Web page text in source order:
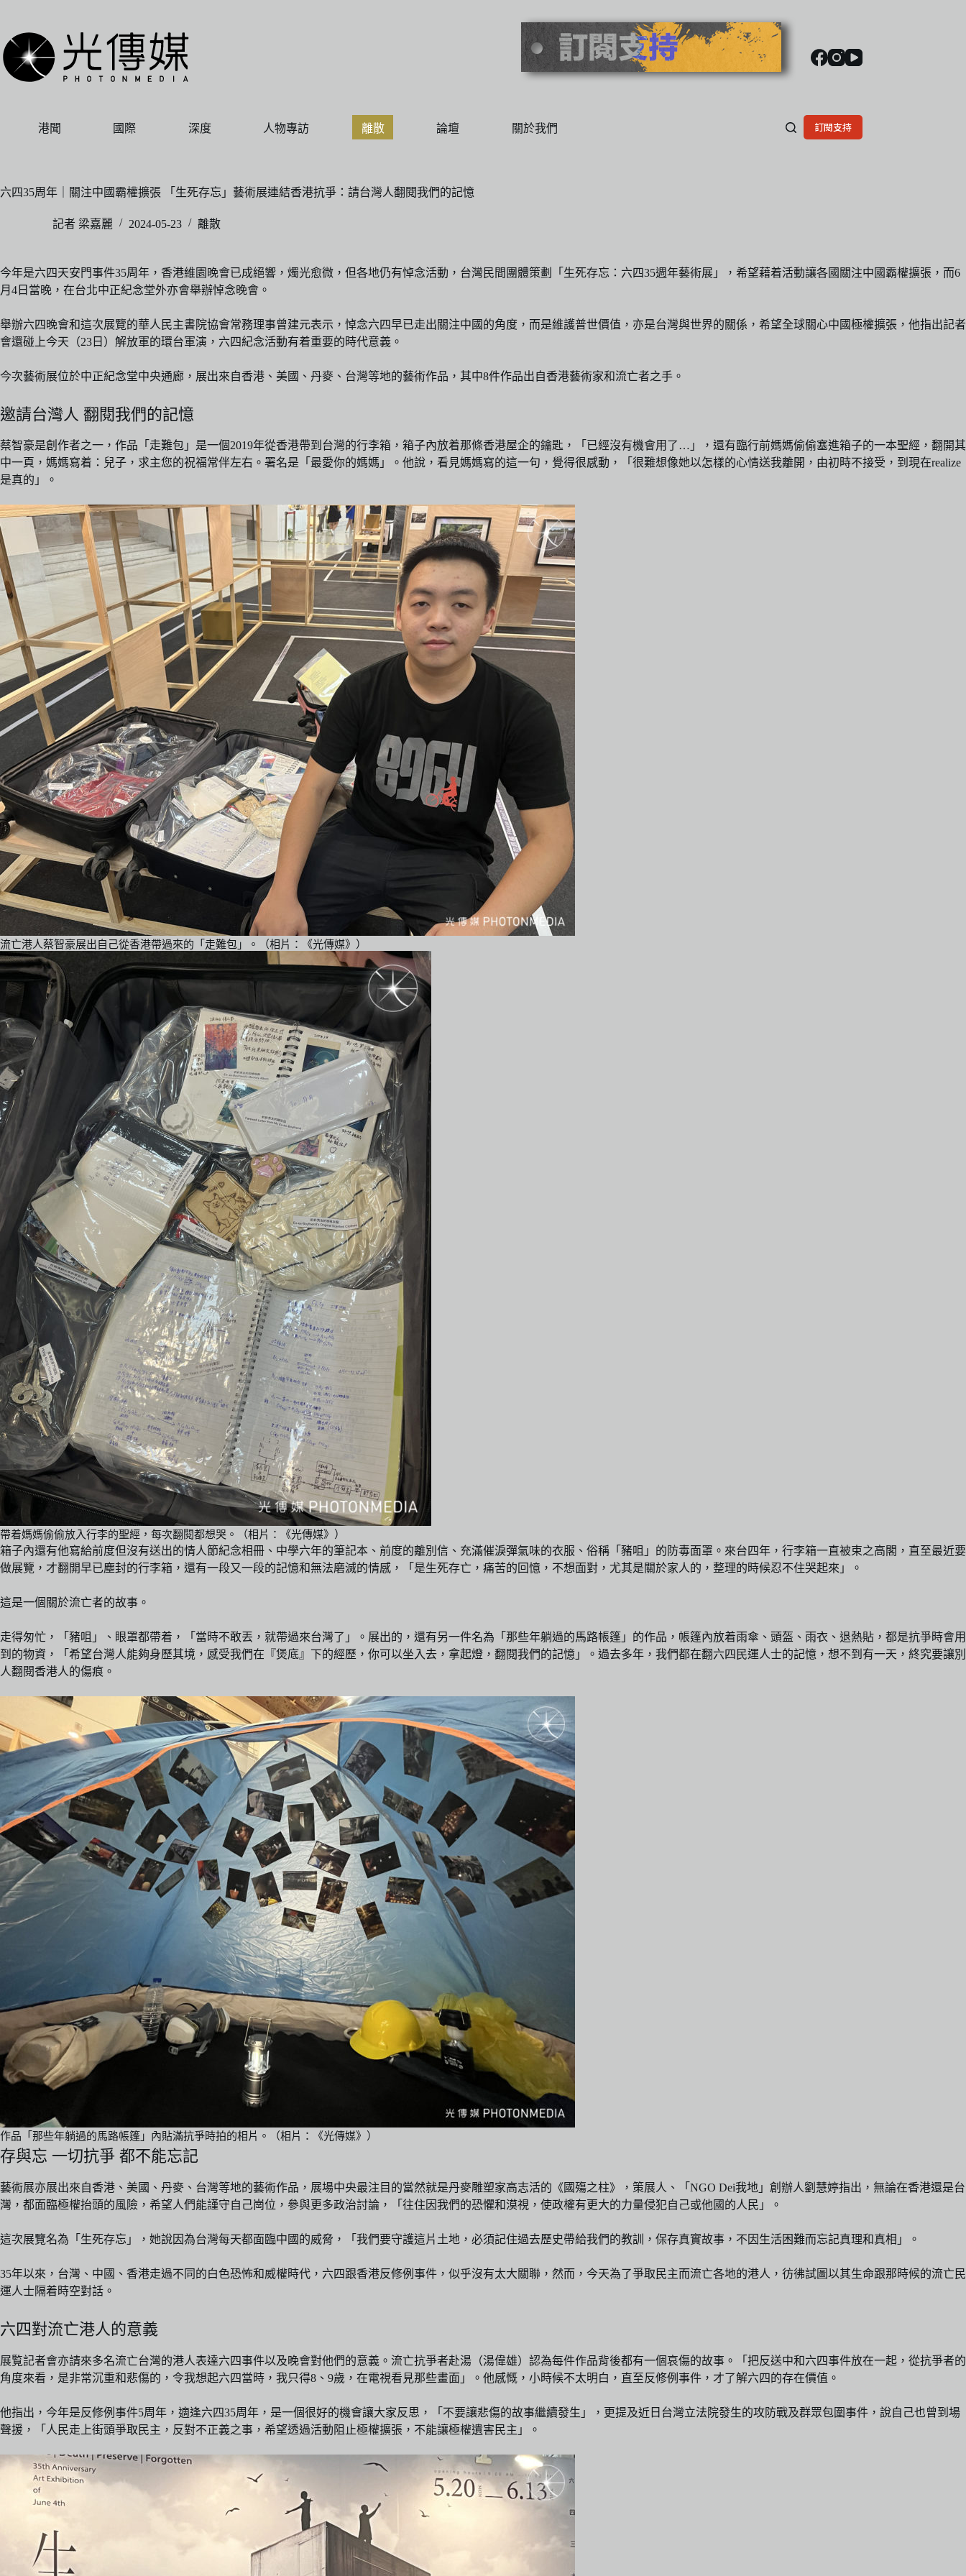
主
要
內
港聞 國際 深度 人物專訪 離散 論壇 關於我們 訂閱支持
六四35周年｜關注中國霸權擴張 「生死存忘」藝術展連結香港抗爭：請台灣人翻閱我們的記憶
記者 梁嘉麗 2024-05-23 離散
今年是六四天安門事件35周年，香港維園晚會已成絕響，燭光愈微，但各地仍有悼念活動，台灣民間團體策劃「生死存忘：六四35週年藝術展」，希望藉着活動讓各國關注中國霸權擴張，而6
月4日當晚，在台北中正紀念堂外亦會舉辦悼念晚會。
舉辦六四晚會和這次展覽的華人民主書院協會常務理事曾建元表示，悼念六四早已走出關注中國的角度，而是維護普世價值，亦是台灣與世界的關係，希望全球關心中國極權擴張，他指出記者
會還碰上今天（23日）解放軍的環台軍演，六四紀念活動有着重要的時代意義。
今次藝術展位於中正紀念堂中央通廊，展出來自香港、美國、丹麥、台灣等地的藝術作品，其中8件作品出自香港藝術家和流亡者之手。
邀請台灣人 翻閱我們的記憶
蔡智豪是創作者之一，作品「走難包」是一個2019年從香港帶到台灣的行李箱，箱子內放着那條香港屋企的鑰匙，「已經沒有機會用了…」，還有臨行前媽媽偷偷塞進箱子的一本聖經，翻開其
中一頁，媽媽寫着：兒子，求主您的祝福常伴左右。署名是「最愛你的媽媽」。他說，看見媽媽寫的這一句，覺得很感動，「很難想像她以怎樣的心情送我離開，由初時不接受，到現在realize
是真的」。
流亡港人蔡智豪展出自己從香港帶過來的「走難包」。（相片：《光傳媒》）
帶着媽媽偷偷放入行李的聖經，每次翻閱都想哭。（相片：《光傳媒》）
箱子內還有他寫給前度但沒有送出的情人節紀念相冊、中學六年的筆記本、前度的離別信、充滿催淚彈氣味的衣服、俗稱「豬咀」的防毒面罩。來台四年，行李箱一直被束之高閣，直至最近要
做展覽，才翻開早已塵封的行李箱，還有一段又一段的記憶和無法磨滅的情感，「是生死存亡，痛苦的回憶，不想面對，尤其是關於家人的，整理的時候忍不住哭起來」。
這是一個關於流亡者的故事。
走得匆忙，「豬咀」、眼罩都帶着，「當時不敢丟，就帶過來台灣了」。展出的，還有另一件名為「那些年躺過的馬路帳篷」的作品，帳篷內放着雨傘、頭盔、雨衣、退熱貼，都是抗爭時會用
到的物資，「希望台灣人能夠身歷其境，感受我們在『煲底』下的經歷，你可以坐入去，拿起燈，翻閱我們的記憶」。過去多年，我們都在翻六四民運人士的記憶，想不到有一天，終究要讓別
人翻閱香港人的傷痕。
作品「那些年躺過的馬路帳篷」內貼滿抗爭時拍的相片。（相片：《光傳媒》）
存與忘 一切抗爭 都不能忘記
藝術展亦展出來自香港、美國、丹麥、台灣等地的藝術作品，展場中央最注目的當然就是丹麥雕塑家高志活的《國殤之柱》，策展人、「NGO Dei我地」創辦人劉慧婷指出，無論在香港還是台
灣，都面臨極權抬頭的風險，希望人們能謹守自己崗位，參與更多政治討論，「往住因我們的恐懼和漠視，使政權有更大的力量侵犯自己或他國的人民」。
這次展覽名為「生死存忘」，她說因為台灣每天都面臨中國的威脅，「我們要守護這片土地，必須記住過去歷史帶給我們的教訓，保存真實故事，不因生活困難而忘記真理和真相」。
35年以來，台灣、中國、香港走過不同的白色恐怖和威權時代，六四跟香港反修例事件，似乎沒有太大關聯，然而，今天為了爭取民主而流亡各地的港人，彷彿試圖以其生命跟那時候的流亡民
運人士隔着時空對話。
六四對流亡港人的意義
展覧記者會亦請來多名流亡台灣的港人表達六四事件以及晚會對他們的意義。流亡抗爭者赴湯（湯偉雄）認為每件作品背後都有一個哀傷的故事。「把反送中和六四事件放在一起，從抗爭者的
角度來看，是非常沉重和悲傷的，令我想起六四當時，我只得8、9歲，在電視看見那些畫面」。他感慨，小時候不太明白，直至反修例事件，才了解六四的存在價值。
他指出，今年是反修例事件5周年，適逢六四35周年，是一個很好的機會讓大家反思，「不要讓悲傷的故事繼續發生」，更提及近日台灣立法院發生的攻防戰及群眾包圍事件，說自己也曾到場
聲援，「人民走上街頭爭取民主，反對不正義之事，希望透過活動阻止極權擴張，不能讓極權遺害民主」。